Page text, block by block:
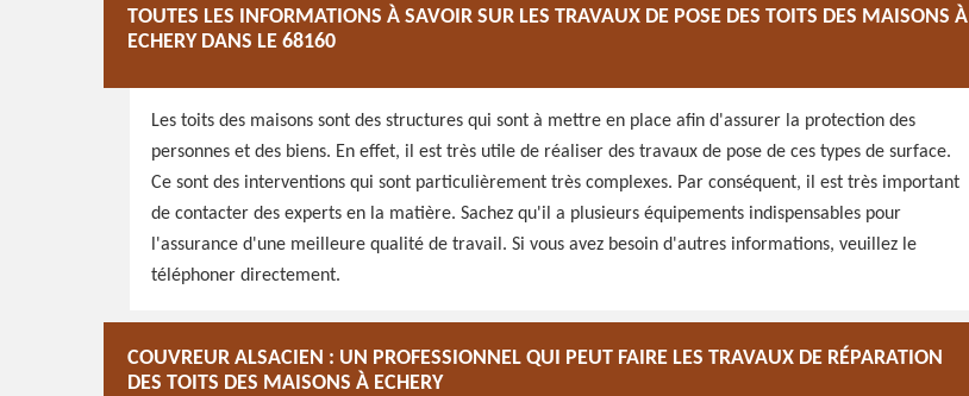
TOUTES LES INFORMATIONS À SAVOIR SUR LES TRAVAUX DE POSE DES TOITS DES MAISONS À
ECHERY DANS LE 68160
Les toits des maisons sont des structures qui sont à mettre en place afin d'assurer la protection des
personnes et des biens. En effet, il est très utile de réaliser des travaux de pose de ces types de surface.
Ce sont des interventions qui sont particulièrement très complexes. Par conséquent, il est très important
de contacter des experts en la matière. Sachez qu'il a plusieurs équipements indispensables pour
l'assurance d'une meilleure qualité de travail. Si vous avez besoin d'autres informations, veuillez le
téléphoner directement.
COUVREUR ALSACIEN : UN PROFESSIONNEL QUI PEUT FAIRE LES TRAVAUX DE RÉPARATION
DES TOITS DES MAISONS À ECHERY